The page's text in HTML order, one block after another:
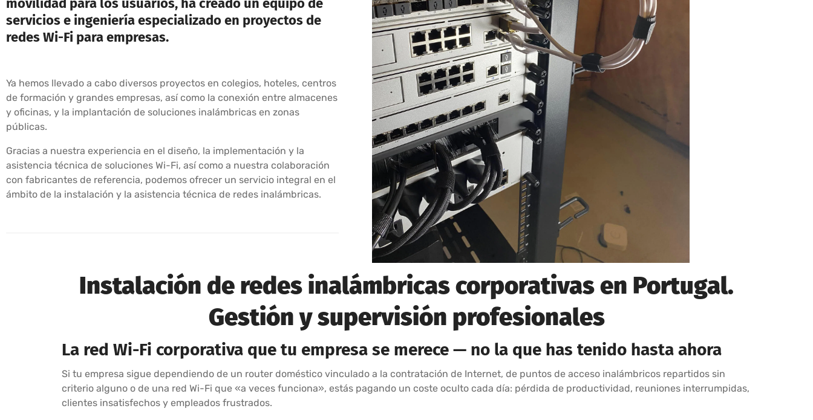
servicios e ingeniería especializado en proyectos de
redes Wi-Fi para empresas.
Ya hemos llevado a cabo diversos proyectos en colegios, hoteles, centros
de formación y grandes empresas, así como la conexión entre almacenes
y oficinas, y la implantación de soluciones inalámbricas en zonas
públicas.
Gracias a nuestra experiencia en el diseño, la implementación y la
asistencia técnica de soluciones Wi-Fi, así como a nuestra colaboración
con fabricantes de referencia, podemos ofrecer un servicio integral en el
ámbito de la instalación y la asistencia técnica de redes inalámbricas.
Instalación de redes inalámbricas corporativas en Portugal.
Gestión y supervisión profesionales
La red Wi-Fi corporativa que tu empresa se merece — no la que has tenido hasta ahora
Si tu empresa sigue dependiendo de un router doméstico vinculado a la contratación de Internet, de puntos de acceso inalámbricos repartidos sin
criterio alguno o de una red Wi-Fi que «a veces funciona», estás pagando un coste oculto cada día: pérdida de productividad, reuniones interrumpidas,
clientes insatisfechos y empleados frustrados.